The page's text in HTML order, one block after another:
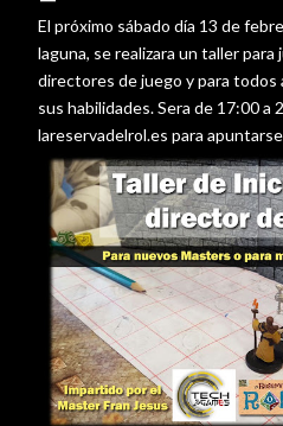
El próximo sábado día 13 de
laguna, se realizara un taller
directores de juego y para todos
sus habilidades. Sera de 17:00 a
lareservadelrol.es para apuntarse